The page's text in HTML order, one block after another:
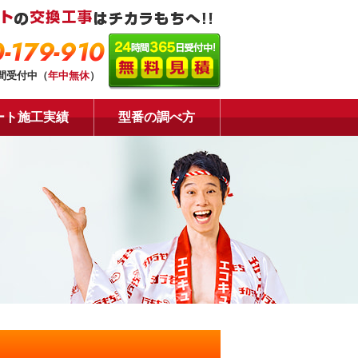
179-910
受付中（年中無休）
ト施工実績 型番の調べ方